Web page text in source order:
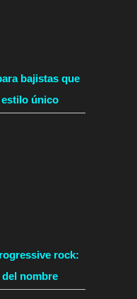
bajistas que
único
rock:
nombre